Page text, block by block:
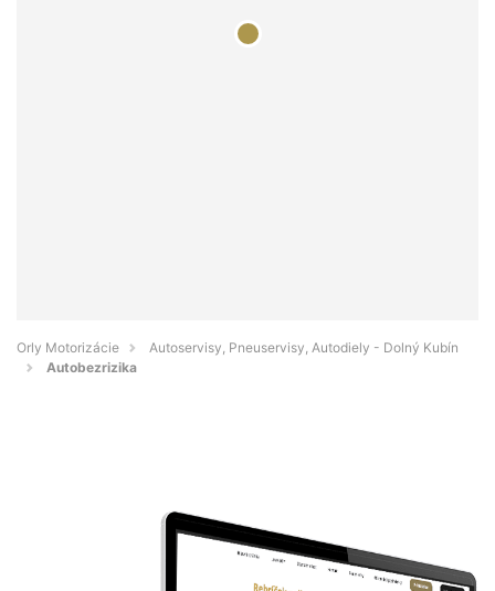
Orly Motorizácie
Autoservisy, Pneuservisy, Autodiely - Dolný Kubín
Autobezrizika